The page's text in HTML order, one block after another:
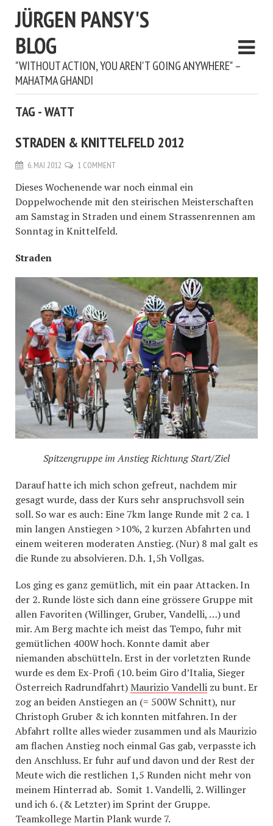
JÜRGEN PANSY'S
BLOG
"WITHOUT ACTION, YOU AREN'T GOING ANYWHERE" –
MAHATMA GHANDI
TAG - WATT
STRADEN & KNITTELFELD 2012
6. MAI 2012 1 COMMENT
Dieses Wochenende war noch einmal ein
Doppelwochende mit den steirischen Meisterschaften
am Samstag in Straden und einem Strassenrennen am
Sonntag in Knittelfeld.
Straden
Spitzengruppe im Anstieg Richtung Start/Ziel
Darauf hatte ich mich schon gefreut, nachdem mir
gesagt wurde, dass der Kurs sehr anspruchsvoll sein
soll. So war es auch: Eine 7km lange Runde mit 2 ca. 1
min langen Anstiegen >10%, 2 kurzen Abfahrten und
einem weiteren moderaten Anstieg. (Nur) 8 mal galt es
die Runde zu absolvieren. D.h. 1,5h Vollgas.
Los ging es ganz gemütlich, mit ein paar Attacken. In
der 2. Runde löste sich dann eine grössere Gruppe mit
allen Favoriten (Willinger, Gruber, Vandelli, …) und
mir. Am Berg machte ich meist das Tempo, fuhr mit
gemütlichen 400W hoch. Konnte damit aber
niemanden abschütteln. Erst in der vorletzten Runde
wurde es dem Ex-Profi (10. beim Giro d’Italia, Sieger
Österreich Radrundfahrt)Maurizio Vandelli zu bunt. Er
zog an beiden Anstiegen an (= 500W Schnitt), nur
Christoph Gruber & ich konnten mitfahren. In der
Abfahrt rollte alles wieder zusammen und als Maurizio
am flachen Anstieg noch einmal Gas gab, verpasste ich
den Anschluss. Er fuhr auf und davon und der Rest der
Meute wich die restlichen 1,5 Runden nicht mehr von
meinem Hinterrad ab. Somit 1. Vandelli, 2. Willinger
und ich 6. (& Letzter) im Sprint der Gruppe.
Teamkollege Martin Plank wurde 7.